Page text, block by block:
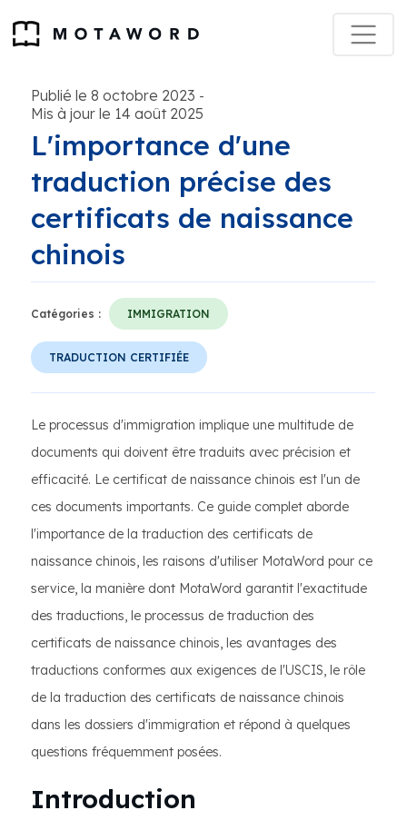
Publié le 8 octobre 2023 -
Mis à jour le 14 août 2025
L'importance d'une
traduction précise des
certificats de naissance
chinois
Catégories : IMMIGRATION
TRADUCTION CERTIFIÉE
Le processus d'immigration implique une multitude de
documents qui doivent être traduits avec précision et
efficacité. Le certificat de naissance chinois est l'un de
ces documents importants. Ce guide complet aborde
l'importance de la traduction des certificats de
naissance chinois, les raisons d'utiliser MotaWord pour ce
service, la manière dont MotaWord garantit l'exactitude
des traductions, le processus de traduction des
certificats de naissance chinois, les avantages des
traductions conformes aux exigences de l'USCIS, le rôle
de la traduction des certificats de naissance chinois
dans les dossiers d'immigration et répond à quelques
questions fréquemment posées.
Introduction